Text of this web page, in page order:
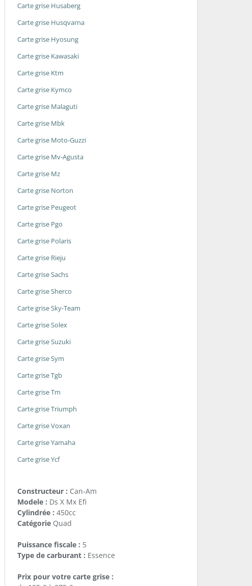
Carte grise Husaberg
Carte grise Husqvarna
Carte grise Hyosung
Carte grise Kawasaki
Carte grise Ktm
Carte grise Kymco
Carte grise Malaguti
Carte grise Mbk
Carte grise Moto-Guzzi
Carte grise Mv-Agusta
Carte grise Mz
Carte grise Norton
Carte grise Peugeot
Carte grise Pgo
Carte grise Polaris
Carte grise Rieju
Carte grise Sachs
Carte grise Sherco
Carte grise Sky-Team
Carte grise Solex
Carte grise Suzuki
Carte grise Sym
Carte grise Tgb
Carte grise Tm
Carte grise Triumph
Carte grise Voxan
Carte grise Yamaha
Carte grise Ycf
Constructeur : Can-Am
Modele : Ds X Mx Efi
Cylindrée : 450cc
CatégorieQuad
Puissance fiscale : 5
Type de carburant : Essence
Prix pour votre carte grise :